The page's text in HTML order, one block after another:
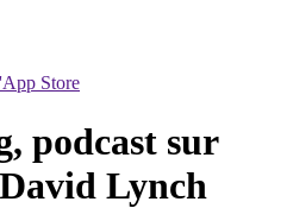
Store
podcast sur
Lynch